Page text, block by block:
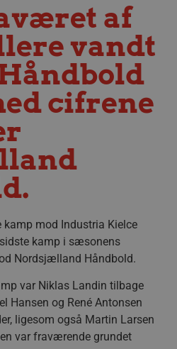
af
vandt
cifrene
mod Industria Kielce
kamp i sæsonens
Nordsjælland Håndbold.
var Niklas Landin tilbage
Hansen og René Antonsen
ligesom også Martin Larsen
var fraværende grundet